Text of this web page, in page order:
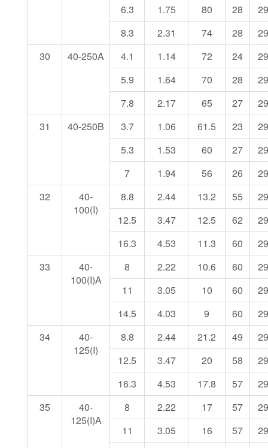
6.3
1.75 80 28
8.3
2.31 74 28
30
40-250A 4.1 1.14 72 24
5.9
1.64 70 28
7.8
2.17 65 27
31
40-250B 3.7 1.06 61.5 23
5.3
1.53 60 27
7
1.94 56 26
32
40-
100(I)
8.8 2.44 13.2 55
12.5
3.47 12.5 62
16.3
4.53 11.3 60
33
40-
100(I)A
8 2.22 10.6 60
11
3.05 10 60
14.5
4.03 9 60
34
40-
125(I)
8.8 2.44 21.2 49
12.5
3.47 20 58
16.3
4.53 17.8 57
35
40-
125(I)A
8 2.22 17 57
11
3.05 16 57